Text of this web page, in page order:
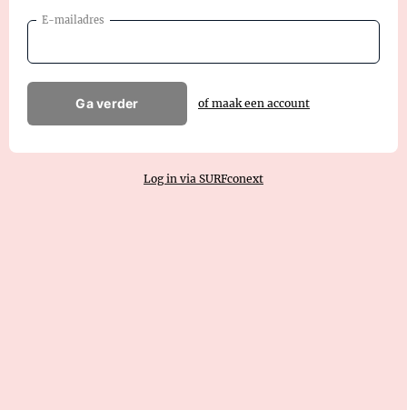
E-mailadres
Ga verder of maak een account
Log in via SURFconext